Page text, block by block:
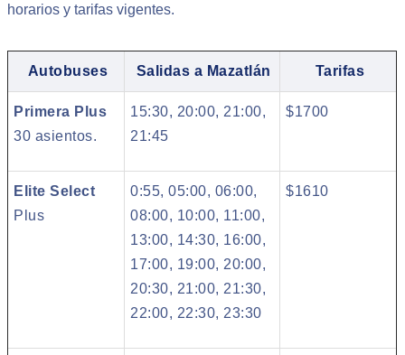
horarios y tarifas vigentes.
Autobuses Salidas a Mazatlán Tarifas
Primera Plus
30 asientos.
15:30, 20:00, 21:00,
21:45
$1700
Elite Select
Plus
0:55, 05:00, 06:00,
08:00, 10:00, 11:00,
13:00, 14:30, 16:00,
17:00, 19:00, 20:00,
20:30, 21:00, 21:30,
22:00, 22:30, 23:30
$1610